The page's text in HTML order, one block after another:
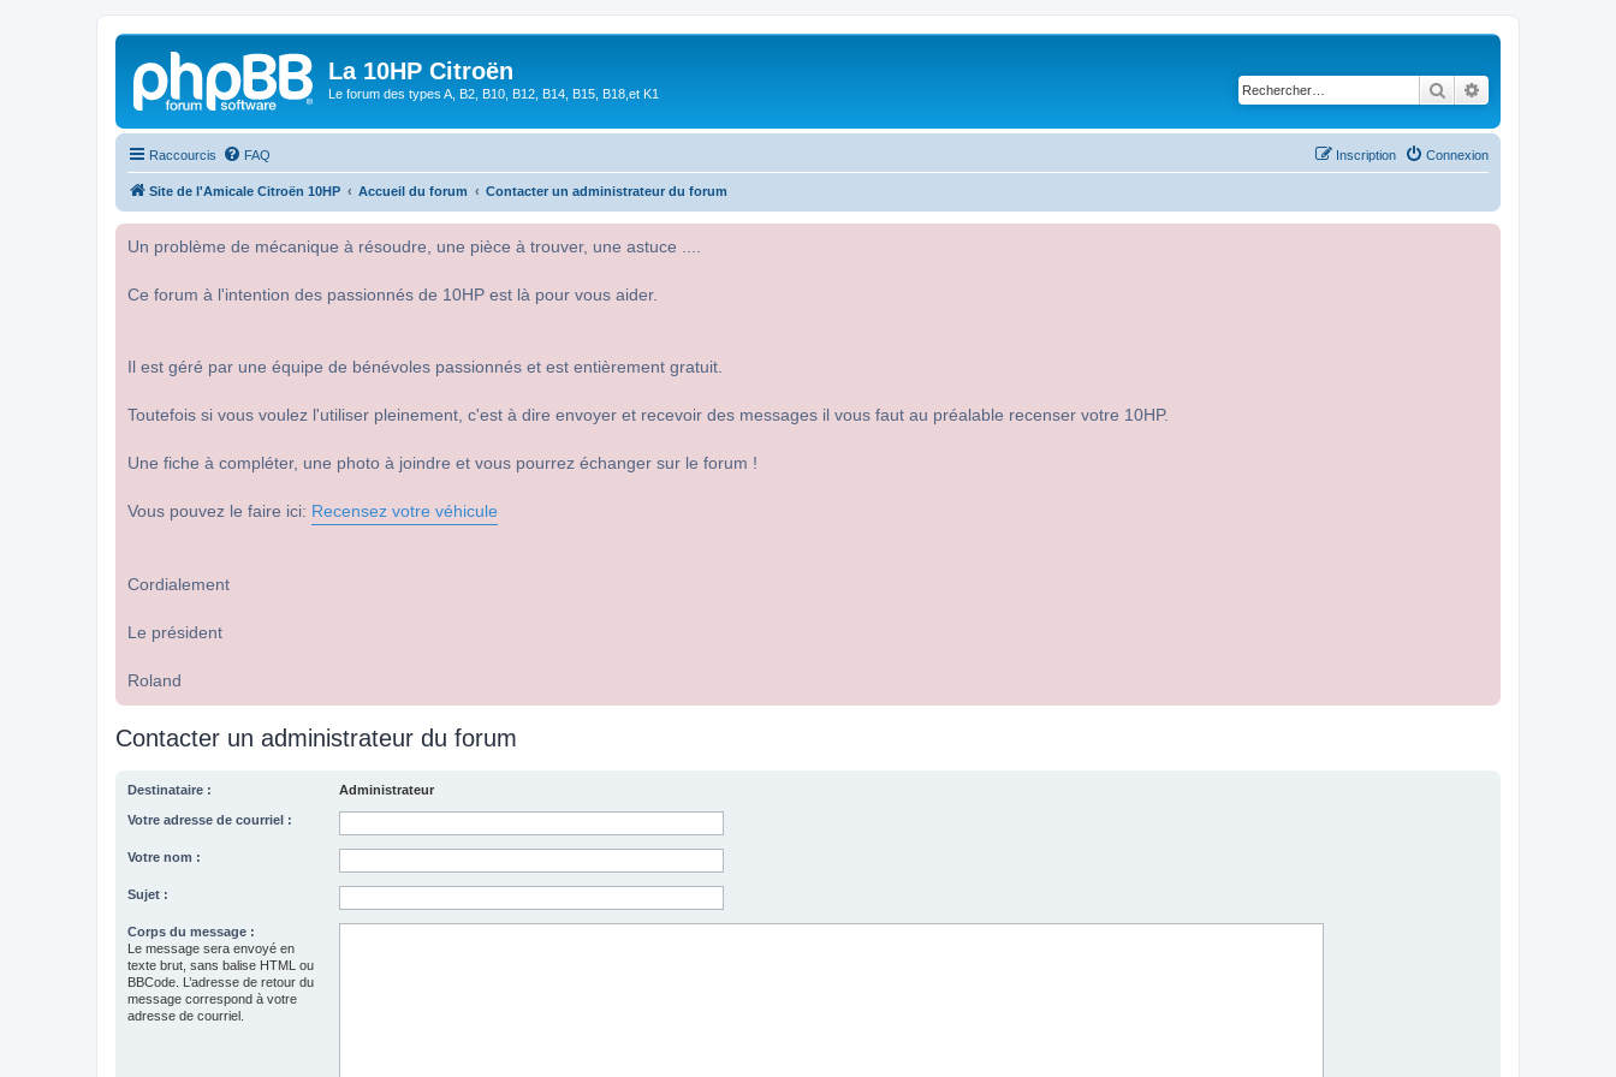
La 10HP Citroën
Le forum des types A, B2, B10, B12, B14, B15, B18,et K1 Rechercher
Raccourcis FAQ Connexion
Inscription
Site de l'Amicale Citroën 10HP Accueil du forum Contacter un administrateur du forum
Un problème de mécanique à résoudre, une pièce à trouver, une astuce ....
Ce forum à l'intention des passionnés de 10HP est là pour vous aider.
Il est géré par une équipe de bénévoles passionnés et est entièrement gratuit.
Toutefois si vous voulez l'utiliser pleinement, c'est à dire envoyer et recevoir des messages il vous faut au préalable recenser votre 10HP.
Une fiche à compléter, une photo à joindre et vous pourrez échanger sur le forum !
Vous pouvez le faire ici: Recensez votre véhicule
Cordialement
Le président
Roland
Contacter un administrateur du forum
Destinataire : Administrateur
Votre adresse de courriel :
Votre nom :
Sujet :
Corps du message :
Le message sera envoyé en
texte brut, sans balise HTML ou
BBCode. L’adresse de retour du
message correspond à votre
adresse de courriel.